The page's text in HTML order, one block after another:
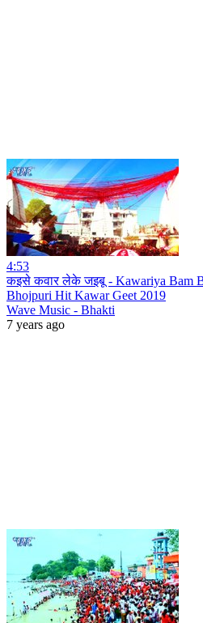
4:53
कइसे कवार लेके जइबू - Kawariya Bam
Bhojpuri Hit Kawar Geet 2019
Wave Music - Bhakti
7 years ago